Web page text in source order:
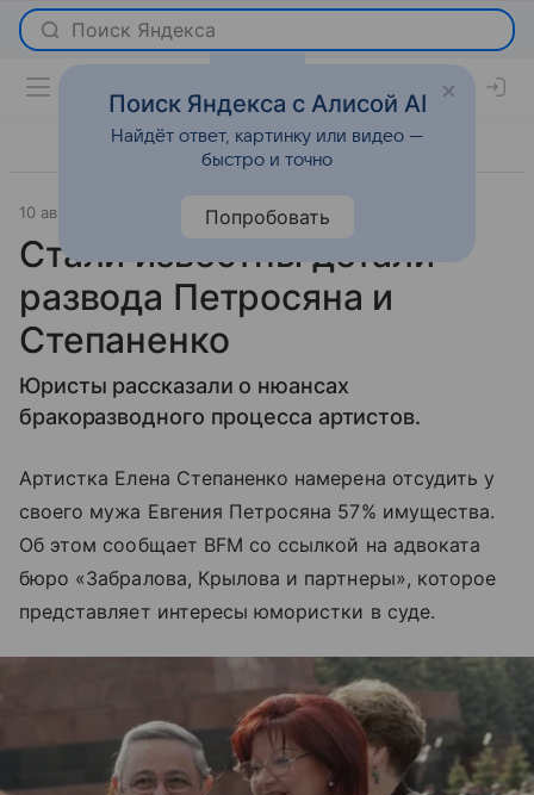
10 августа 2018 Lenta.Ru Светская жизнь
Стали известны детали
развода Петросяна и
Степаненко
Юристы рассказали о нюансах
бракоразводного процесса артистов.
Артистка Елена Степаненко намерена отсудить у
своего мужа Евгения Петросяна 57% имущества.
Об этом сообщает BFM со ссылкой на адвоката
бюро «Забралова, Крылова и партнеры», которое
представляет интересы юмористки в суде.
Поиск Яндекса с Алисой AI
Найдёт ответ, картинку или видео —
быстро и точно
Попробовать